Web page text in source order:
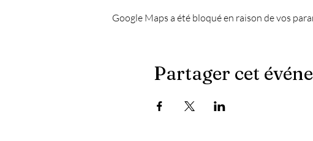
Google Maps a été bloqué en raison de vos
Partager cet